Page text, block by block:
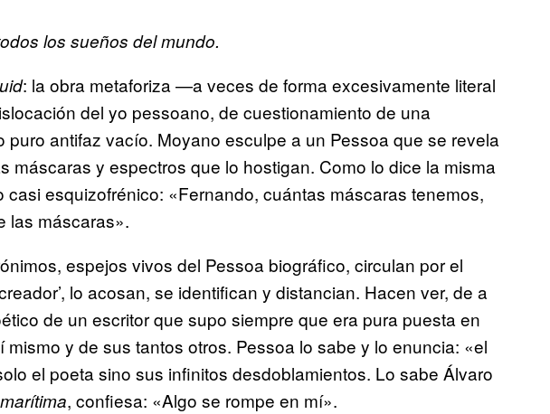
los sueños del mundo.
: la obra metaforiza —a veces de forma excesivamente literal
del yo pessoano, de cuestionamiento de una
puro antifaz vacío. Moyano esculpe a un Pessoa que se revela
máscaras y espectros que lo hostigan. Como lo dice la misma
casi esquizofrénico: «Fernando, cuántas máscaras tenemos,
las máscaras».
espejos vivos del Pessoa biográfico, circulan por el
lo acosan, se identifican y distancian. Hacen ver, de a
de un escritor que supo siempre que era pura puesta en
y de sus tantos otros. Pessoa lo sabe y lo enuncia: «el
el poeta sino sus infinitos desdoblamientos. Lo sabe Álvaro
, confiesa: «Algo se rompe en mí».